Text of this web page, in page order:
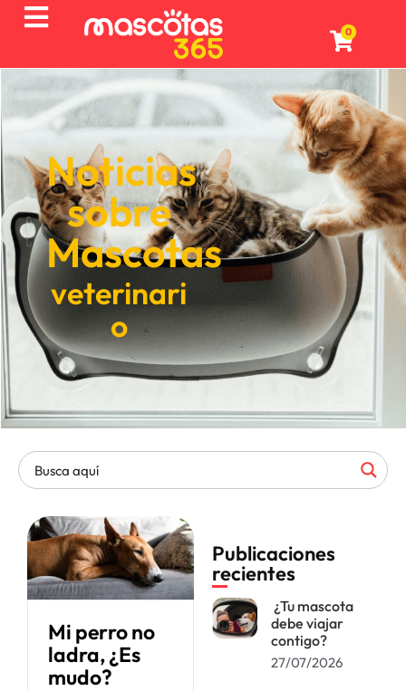
0
Noticias
sobre
Mascotas
veterinari
o
Mi perro no
ladra, ¿Es
mudo?
Publicaciones
recientes
¿Tu mascota
debe viajar
contigo?
27/07/2026